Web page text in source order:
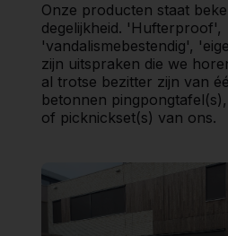
Onze producten staat
degelijkheid. 'Hufterproof',
'vandalismebestendig',
zijn uitspraken die we
al trotse bezitter zijn van
betonnen
of picknickset(s) van ons.